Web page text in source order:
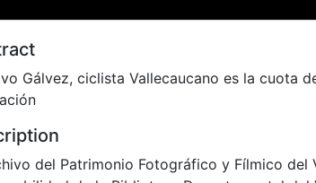
Gálvez, ciclista Vallecaucano es la cuota
del Patrimonio Fotográfico y Fílmico del